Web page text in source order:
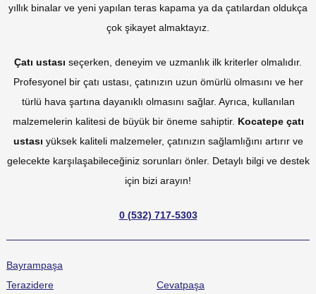
yıllık binalar ve yeni yapılan teras kapama ya da çatılardan oldukça
çok şikayet almaktayız.
Çatı ustası seçerken, deneyim ve uzmanlık ilk kriterler olmalıdır.
Profesyonel bir çatı ustası, çatınızın uzun ömürlü olmasını ve her
türlü hava şartına dayanıklı olmasını sağlar. Ayrıca, kullanılan
malzemelerin kalitesi de büyük bir öneme sahiptir. Kocatepe çatı
ustası yüksek kaliteli malzemeler, çatınızın sağlamlığını artırır ve
gelecekte karşılaşabileceğiniz sorunları önler. Detaylı bilgi ve destek
için bizi arayın!
0 (532) 717-5303
Bayrampaşa
Terazidere
Cevatpaşa